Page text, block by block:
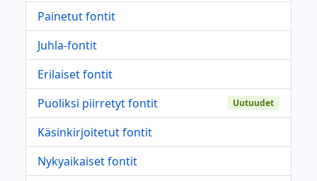
Painetut fontit
Juhla-fontit
Erilaiset fontit
Puoliksi piirretyt fontit
Uutuudet
Käsinkirjoitetut fontit
Nykyaikaiset fontit